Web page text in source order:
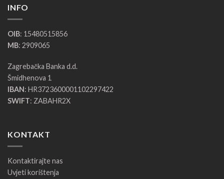
INFO
OIB: 15480515856
MB: 2909065
Zagrebačka Banka d.d.
Šmidhenova 1
IBAN: HR3723600001102297422
SWIFT: ZABAHR2X
KONTAKT
Kontaktirajte nas
Uvjeti korištenja